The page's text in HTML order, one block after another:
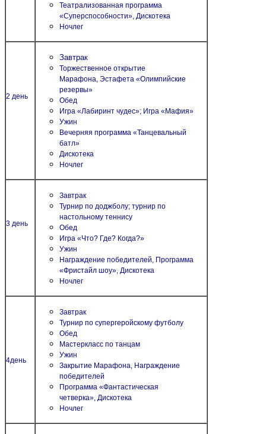
Театрализованная программа
«Суперспособности», Дискотека
Ночлег
2 день
Завтрак
Торжественное открытие
Марафона, Эстафета «Олимпийские
резервы»
Обед
Игра «Лабиринт чудес»; Игра «Мафия»
Ужин
Вечерняя программа «Танцевальный
батл»
Дискотека
Ночлег
3 день
Завтрак
Турнир по доджболу; турнир по
настольному теннису
Обед
Игра «Что? Где? Когда?»
Ужин
Награждение победителей, Программа
«Фристайл шоу», Дискотека
Ночлег
4день
Завтрак
Турнир по супергеройскому футболу
Обед
Мастеркласс по танцам
Ужин
Закрытие Марафона, Награждение
победителей
Программа «Фантастическая
четверка», Дискотека
Ночлег